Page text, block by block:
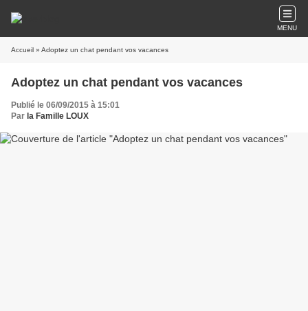
MENU
Accueil » Adoptez un chat pendant vos vacances
Adoptez un chat pendant vos vacances
Publié le 06/09/2015 à 15:01
Par la Famille LOUX